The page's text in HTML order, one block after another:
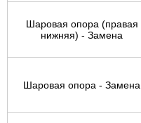
Шаровая опора (правая
нижняя) - Замена
Шаровая опора - Замена